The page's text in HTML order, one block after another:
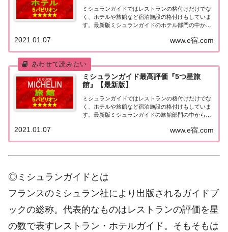
ミシュランガイドではレストランの格付けだけでな
く、ホテルや旅館など宿泊施設の格付けもしていま
す。最新版ミシュランガイドのホテル部門の中から
をまとめてみました♪ いずれのホテルも人気ランキ
ングなどで常に上位を賑わす有名ホテル。各ホテル
の...
www.e宿.com
2021.01.07
ミシュランガイド最高評価『5つ星旅
館』【最新版】
ミシュランガイドではレストランの格付けだけでな
く、ホテルや旅館など宿泊施設の格付けもしていま
す。最新版ミシュランガイドの旅館部門の中から最
とめてみました♪ いずれも人気ランキングなどで常
に上位を賑わす有名旅館。各旅館の情報と口コミ評
www.e宿.com
2021.01.07
◎ミシュランガイドとは
フランスのミシュラン社により出版されるガイドブ
ックの総称。代表的なものはレストランの評価を星
の数で表すレストラン・ホテルガイド。そもそもは